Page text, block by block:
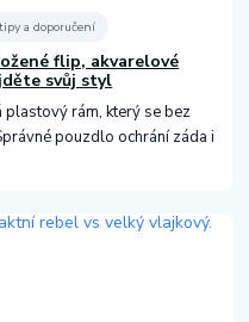
a doporučení
flip, akvarelové
svůj styl
plastový rám, který se bez
pouzdlo ochrání záda i